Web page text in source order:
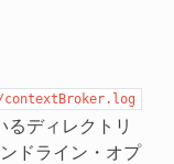
contextBroker.log
ディレクトリ
ドライン・オプ